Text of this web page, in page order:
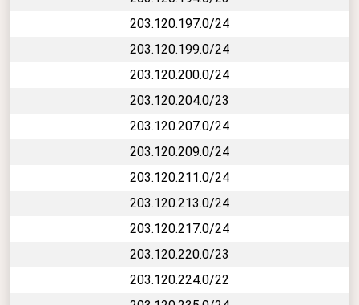
203.120.197.0/24
203.120.199.0/24
203.120.200.0/24
203.120.204.0/23
203.120.207.0/24
203.120.209.0/24
203.120.211.0/24
203.120.213.0/24
203.120.217.0/24
203.120.220.0/23
203.120.224.0/22